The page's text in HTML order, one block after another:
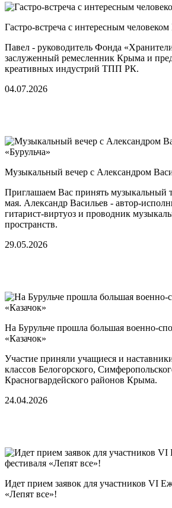
Гастро-встреча с интересным
Павел - руководитель Фонда
заслуженный ремесленник Крыма и
креативных индустрий ТПП РК.
04.07.2026
Музыкальный вечер с Александром
Приглашаем Вас принять музыкальный
мая. Александр Васильев - автор-
гитарист-виртуоз и проводник
пространств.
29.05.2026
На Бурульче прошла большая военно-
«Казачок»
Участие приняли учащиеся и
классов Белогорского,
Красногвардейского районов Крыма.
24.04.2026
Идет прием заявок для участников VI
«Лепят все»!